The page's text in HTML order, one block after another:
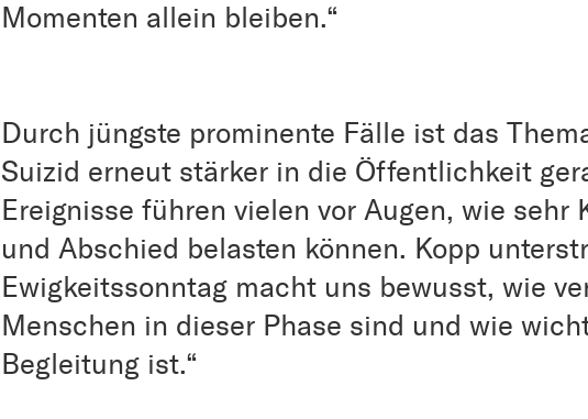
Momenten allein bleiben.“
Durch jüngste prominente Fälle ist das
Suizid erneut stärker in die Öffentlichkeit
Ereignisse führen vielen vor Augen, wie sehr
und Abschied belasten können. Kopp
Ewigkeitssonntag macht uns bewusst, wie
Menschen in dieser Phase sind und wie
Begleitung ist.“